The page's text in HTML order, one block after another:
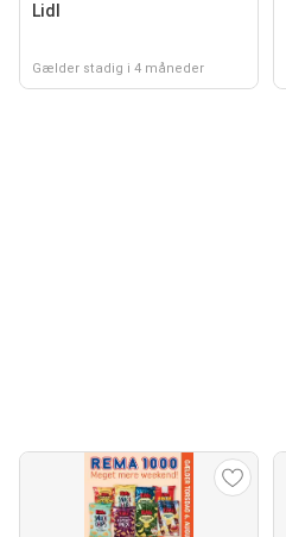
Lidl
Gælder stadig i 4 måneder